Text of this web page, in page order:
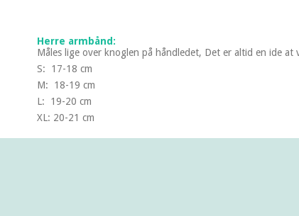
Herre armbånd:
Måles lige over knoglen på håndledet, Det er altid en ide
S: 17-18 cm
M: 18-19 cm
L: 19-20 cm
XL: 20-21 cm